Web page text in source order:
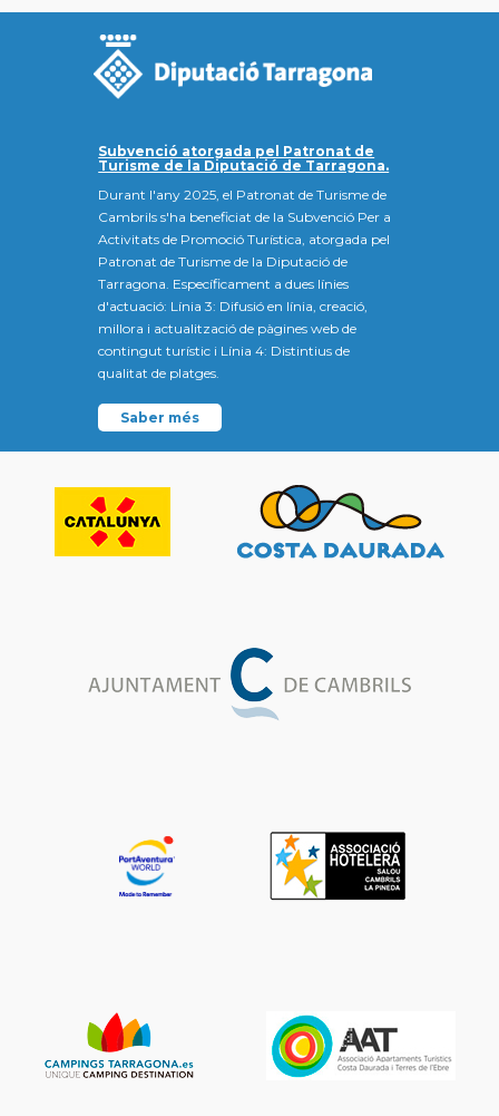
Subvenció atorgada pel Patronat de
Turisme de la Diputació de Tarragona.
Durant l'any 2025, el Patronat de Turisme de
Cambrils s'ha beneficiat de la Subvenció Per a
Activitats de Promoció Turística, atorgada pel
Patronat de Turisme de la Diputació de
Tarragona. Específicament a dues línies
d'actuació: Línia 3: Difusió en línia, creació,
millora i actualització de pàgines web de
contingut turístic i Línia 4: Distintius de
qualitat de platges.
Saber més